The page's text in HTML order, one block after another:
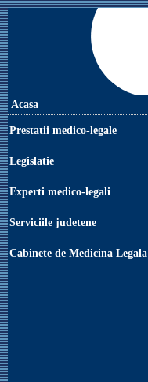
Acasa
Prestatii medico-legale
Legislatie
Experti medico-legali
Serviciile judetene
Cabinete de Medicina Legala